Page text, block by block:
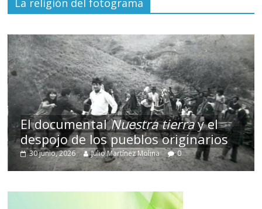
La religión del fotograma
El documentalNuestra tierray el
despojo de los pueblos originarios
30 junio, 2026 Julio Martínez Molina 0